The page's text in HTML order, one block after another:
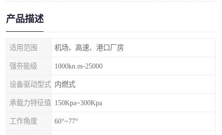
产品描述
适用范围 机场、高速、港口厂房
强夯能级 1000kn.m-25000
设备驱动型式 内燃式
承载力特征值 150Kpa~300Kpa
工作角度 60°~77°